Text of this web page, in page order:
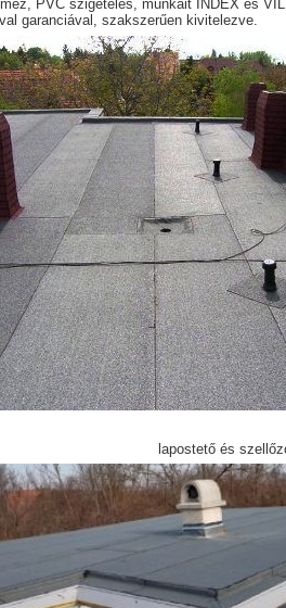
PVC szigetelés, munkáit INDEX és
garanciával, szakszerűen kivitelezve.
és szellőzők